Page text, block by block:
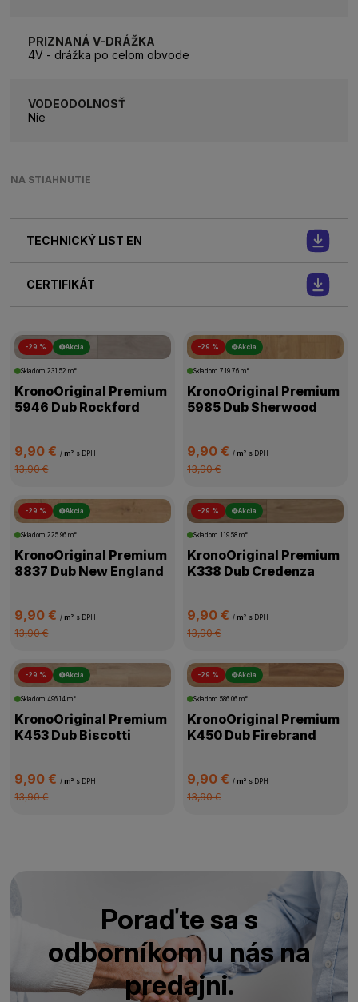
PRIZNANÁ V-DRÁŽKA
4V - drážka po celom obvode
VODEODOLNOSŤ
Nie
NA STIAHNUTIE
TECHNICKÝ LIST EN
CERTIFIKÁT
-29 % Akcia
Skladom231.52 m²
KronoOriginal Premium
5946 Dub Rockford
9,90 €/ m² s DPH
13,90 €
-29 % Akcia
Skladom 719.76 m²
KronoOriginal Premium
5985 Dub Sherwood
9,90 € / m² s DPH
13,90 €
-29 % Akcia
Skladom225.96 m²
KronoOriginal Premium
8837 Dub New England
9,90 €/ m² s DPH
13,90 €
-29 % Akcia
Skladom 119.58 m²
KronoOriginal Premium
K338 Dub Credenza
9,90 € / m² s DPH
13,90 €
-29 % Akcia
Skladom496.14 m²
KronoOriginal Premium
K453 Dub Biscotti
9,90 €/ m² s DPH
13,90 €
-29 % Akcia
Skladom 586.06 m²
KronoOriginal Premium
K450 Dub Firebrand
9,90 € / m² s DPH
13,90 €
Poraďte sa s
odborníkom u nás na
predajni.